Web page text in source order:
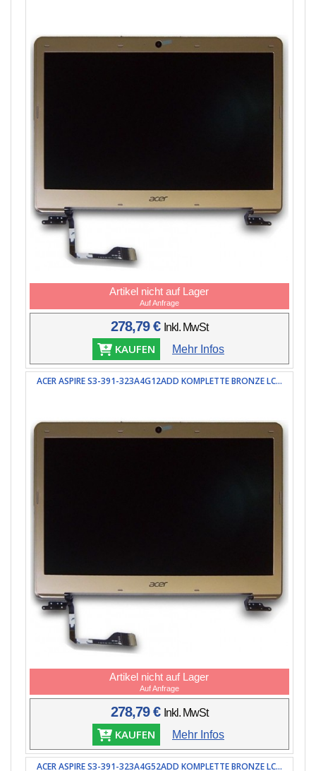
Artikel nicht auf Lager
Auf Anfrage
278,79 € Inkl. MwSt
KAUFEN Mehr Infos
ACER ASPIRE S3-391-323A4G12ADD KOMPLETTE BRONZE LC...
Artikel nicht auf Lager
Auf Anfrage
278,79 € Inkl. MwSt
KAUFEN Mehr Infos
ACER ASPIRE S3-391-323A4G52ADD KOMPLETTE BRONZE LC...